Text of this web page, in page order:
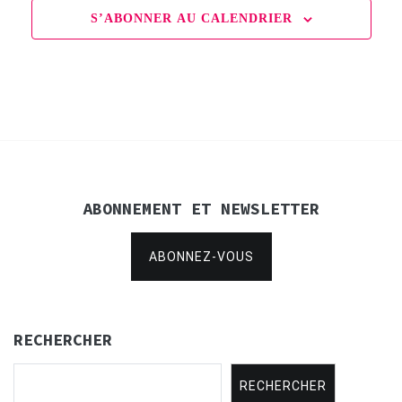
S’ABONNER AU CALENDRIER
ABONNEMENT ET NEWSLETTER
ABONNEZ-VOUS
RECHERCHER
RECHERCHER